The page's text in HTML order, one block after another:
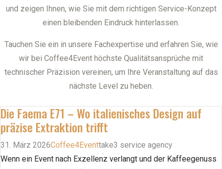
und zeigen Ihnen, wie Sie mit dem richtigen Service-Konzept
einen bleibenden Eindruck hinterlassen.
Tauchen Sie ein in unsere Fachexpertise und erfahren Sie, wie
wir bei Coffee4Event höchste Qualitätsansprüche mit
technischer Präzision vereinen, um Ihre Veranstaltung auf das
nächste Level zu heben.
Die Faema E71 – Wo italienisches Design auf
präzise Extraktion trifft
31. März 2026Coffee4Eventtake3 service agency
Wenn ein Event nach Exzellenz verlangt und der Kaffeegenuss